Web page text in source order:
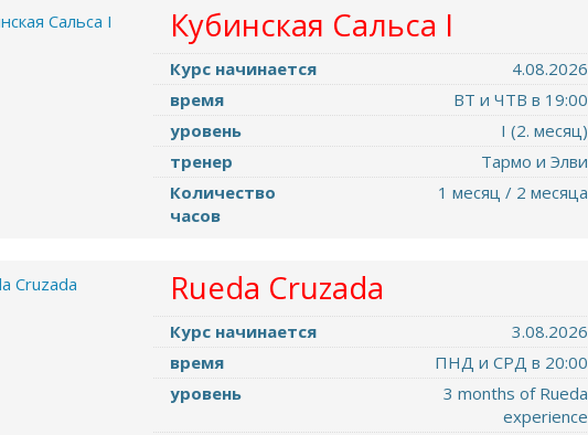
Кубинская Cальса I
Курс начинается
4.08.2026
время
ВТ и ЧТВ в 19:00
уровень
I (2. месяц)
тренер
Тармо и Элви
Количество
часов
1 месяц / 2 месяца
Rueda Cruzada
Курс начинается
3.08.2026
время
ПНД и СРД в 20:00
уровень
3 months of Rueda
experience